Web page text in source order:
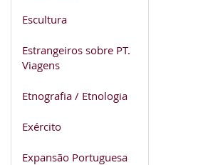
Escultura
Estrangeiros sobre PT.
Viagens
Etnografia / Etnologia
Exército
Expansão Portuguesa